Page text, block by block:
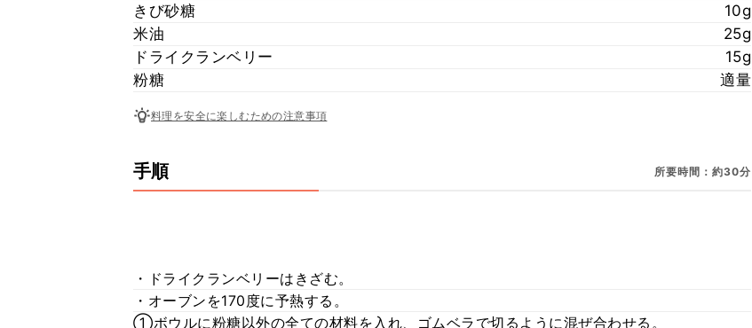
きび砂糖
10g
米油
25g
ドライクランベリー
15g
粉糖
適量
料理を安全に楽しむための注意事項
手順 所要時間：約30分
・ドライクランベリーはきざむ。
・オーブンを170度に予熱する。
①ボウルに粉糖以外の全ての材料を入れ、ゴムベラで切るように混ぜ合わせる。